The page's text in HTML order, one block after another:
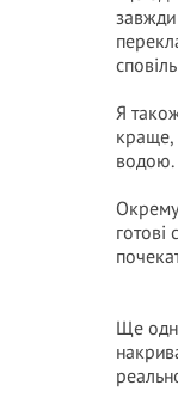
Я
краще,
водою.
готові
Ще